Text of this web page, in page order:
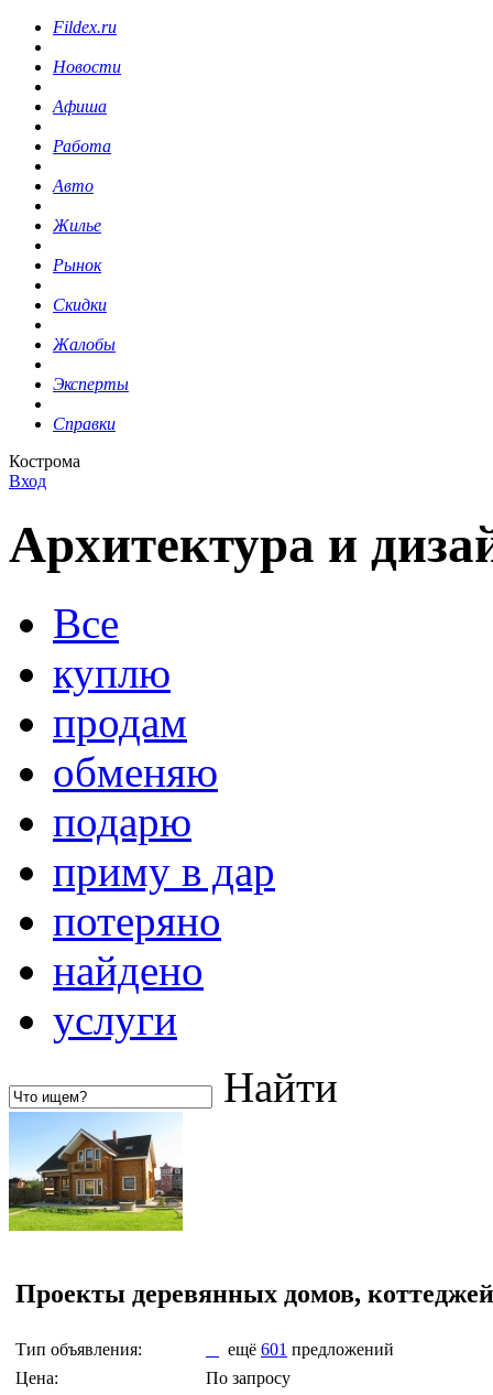
Fildex.ru
Новости
Афиша
Работа
Авто
Жилье
Рынок
Скидки
Жалобы
Эксперты
Справки
Кострома
Вход
Архитектура и
Все
куплю
продам
обменяю
подарю
приму в дар
потеряно
найдено
услуги
Найти
Проекты деревянных домов,
Тип объявления: ещё 601 предложений
Цена:
По запросу